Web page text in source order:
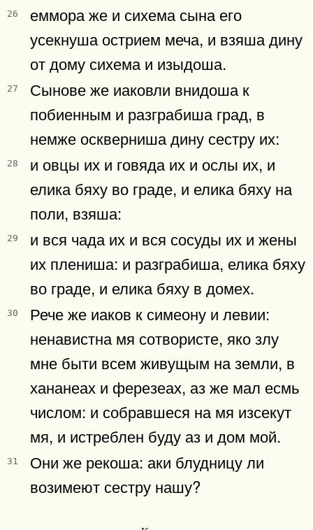
26
еммора же и сихема сына его
усекнуша острием меча, и взяша дину
от дому сихема и изыдоша.
27
Сынове же иаковли внидоша к
побиенным и разграбиша град, в
немже оскверниша дину сестру их:
28
и овцы их и говяда их и ослы их, и
елика бяху во граде, и елика бяху на
поли, взяша:
29
и вся чада их и вся сосуды их и жены
их плениша: и разграбиша, елика бяху
во граде, и елика бяху в домех.
30
Рече же иаков к симеону и левии:
ненавистна мя сотвористе, яко злу
мне быти всем живущым на земли, в
хананеах и ферезеах, аз же мал есмь
числом: и собравшеся на мя изсекут
мя, и истреблен буду аз и дом мой.
31
Они же рекоша: аки блудницу ли
возимеют сестру нашу?